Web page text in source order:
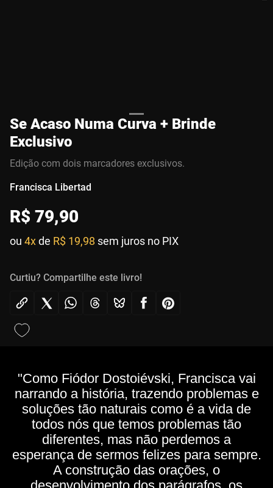
Se Acaso Numa Curva + Brinde
Exclusivo
Edição com dois marcadores exclusivos.
Francisca Libertad
R$ 79,90
ou 4xde R$ 19,98 sem juros no PIX
Curtiu? Compartilhe este livro!
"Como Fiódor Dostoiévski, Francisca vai
narrando a história, trazendo problemas e
soluções tão naturais como é a vida de
todos nós que temos problemas tão
diferentes, mas não perdemos a
esperança de sermos felizes para sempre.
A construção das orações, o